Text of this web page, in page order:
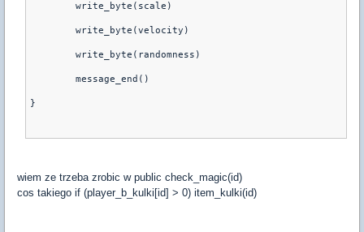
	write_byte(scale)
	write_byte(velocity)
	write_byte(randomness)
	message_end()
}
wiem ze trzeba zrobic w public check_magic(id)
cos takiego if (player_b_kulki[id] > 0) item_kulki(id)